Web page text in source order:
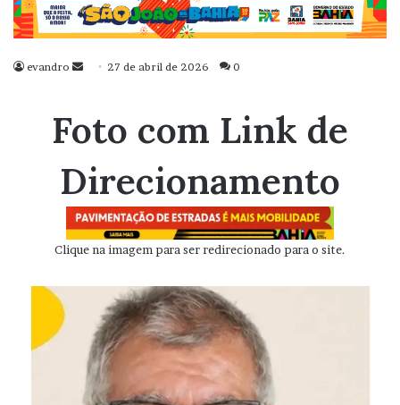
evandro
Mande
mail
27 de abril de 2026 0
Foto com Link de
Direcionamento
Clique na imagem para ser redirecionado para o site.